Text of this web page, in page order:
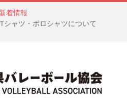
新着情報
シャツ・ポロシャツについて